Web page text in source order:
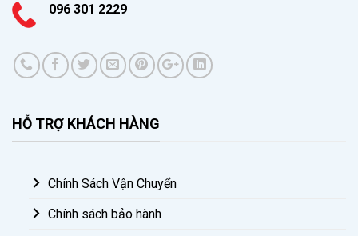
096 301 2229
HỖ TRỢ KHÁCH HÀNG
Chính Sách Vận Chuyển
Chính sách bảo hành